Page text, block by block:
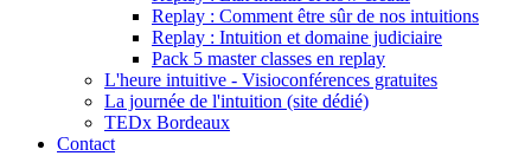
Replay : Comment être sûr de nos intuitions
Replay : Intuition et domaine judiciaire
Pack 5 master classes en replay
L'heure intuitive - Visioconférences gratuites
La journée de l'intuition (site dédié)
TEDx Bordeaux
Contact